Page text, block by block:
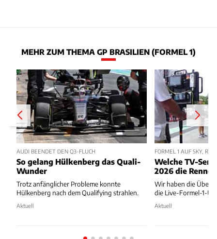
MEHR ZUM THEMA GP BRASILIEN (FORMEL 1)
AUDI BEENDET DEN Q3-FLUCH
So gelang Hülkenberg das Quali-
Wunder
Trotz anfänglicher Probleme konnte
Hülkenberg nach dem Qualifying strahlen.
Aktuell
FORMEL 1 AUF SKY, RTL
Welche TV-
2026 die
Wir haben die
die Live-Formel-1-
Aktuell